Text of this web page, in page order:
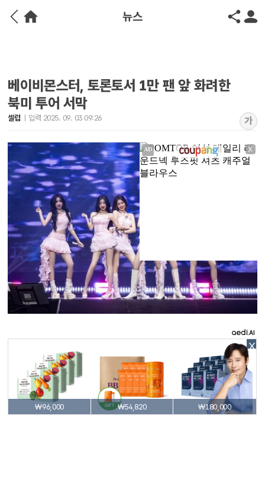
뉴스
베이비몬스터, 토론토서 1만 팬 앞 화려한
북미 투어 서막
셀럽 입력 2025. 09. 03 09:26 가
X
X
₩96,000 ₩54,820 ₩180,000